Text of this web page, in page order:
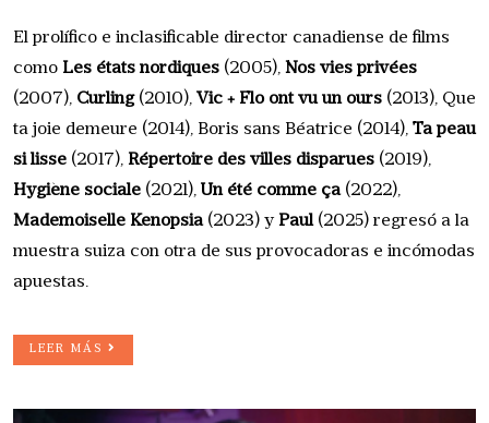
El prolífico e inclasificable director canadiense de films
como Les états nordiques (2005), Nos vies privées
(2007), Curling(2010), Vic + Flo ont vu un ours (2013), Que
ta joie demeure (2014), Boris sans Béatrice (2014), Ta peau
si lisse (2017), Répertoire des villes disparues (2019),
Hygiène sociale (2021), Un été comme ça(2022),
Mademoiselle Kenopsia(2023) y Paul(2025) regresó a la
muestra suiza con otra de sus provocadoras e incómodas
apuestas.
LEER MÁS